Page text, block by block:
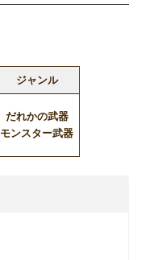
ジャンル
だれかの武器
モンスター武器